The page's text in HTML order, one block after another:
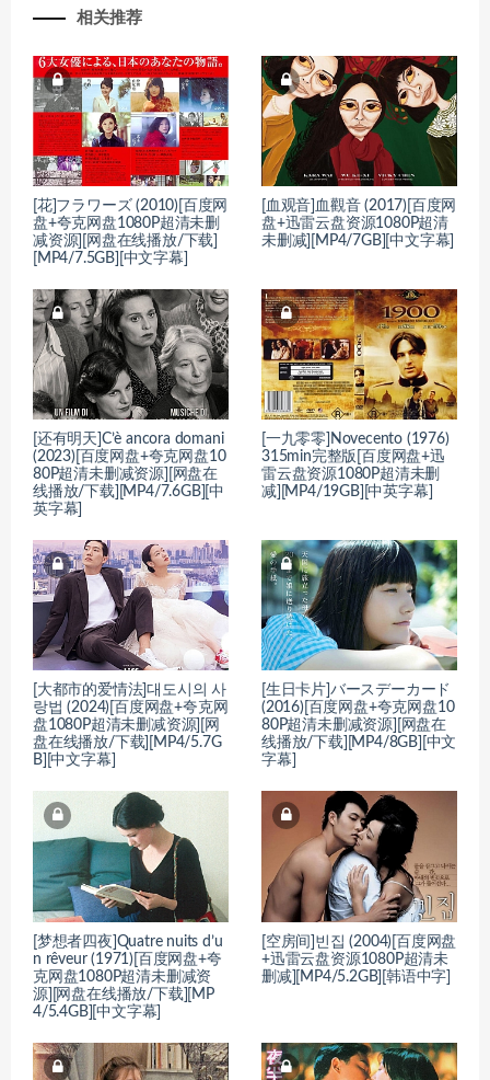
相关推荐
[花]フラワーズ (2010)[百度网
盘+夸克网盘1080P超清未删
减资源][网盘在线播放/下载]
[MP4/7.5GB][中文字幕]
[血观音]血觀音 (2017)[百度网
盘+迅雷云盘资源1080P超清
未删减][MP4/7GB][中文字幕]
[还有明天]C’è ancora domani
(2023)[百度网盘+夸克网盘10
80P超清未删减资源][网盘在
线播放/下载][MP4/7.6GB][中
英字幕]
[一九零零]Novecento (1976)
315min完整版[百度网盘+迅
雷云盘资源1080P超清未删
减][MP4/19GB][中英字幕]
[大都市的爱情法]대도시의 사
랑법 (2024)[百度网盘+夸克网
盘1080P超清未删减资源][网
盘在线播放/下载][MP4/5.7G
B][中文字幕]
[生日卡片]バースデーカード
(2016)[百度网盘+夸克网盘10
80P超清未删减资源][网盘在
线播放/下载][MP4/8GB][中文
字幕]
[梦想者四夜]Quatre nuits d’u
n rêveur (1971)[百度网盘+夸
克网盘1080P超清未删减资
源][网盘在线播放/下载][MP
4/5.4GB][中文字幕]
[空房间]빈집 (2004)[百度网盘
+迅雷云盘资源1080P超清未
删减][MP4/5.2GB][韩语中字]